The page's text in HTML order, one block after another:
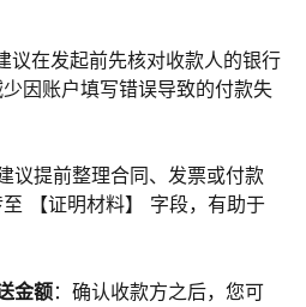
议在发起前先核对收款人的银行
因账户填写错误导致的付款失
议提前整理合同、发票或付款
【证明材料】 字段，有助于
金额：确认收款方之后，您可